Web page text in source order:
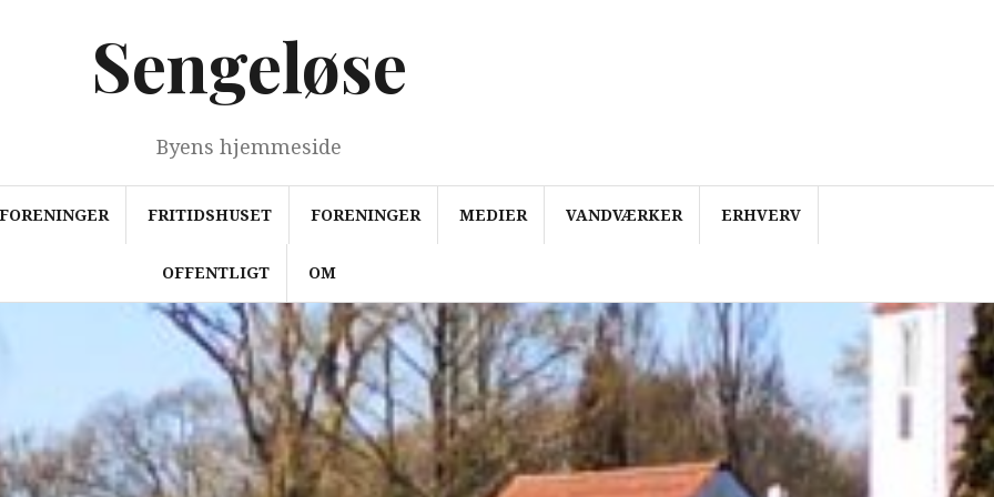
Sengeløse
Byens hjemmeside
FRITIDSHUSET FORENINGER MEDIER VANDVÆRKER ERHVERV
OFFENTLIGT OM